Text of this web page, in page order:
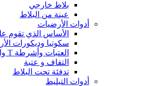
بلاط خارجي
عينة من البلاط
أدوات الأرضيات
الأساس الذي تقوم
سكوتيا وديكورات
العتبات وأشرطة T والمخفضات
التفاف و عتبة
تدفئة تحت البلاط
أدوات التبليط